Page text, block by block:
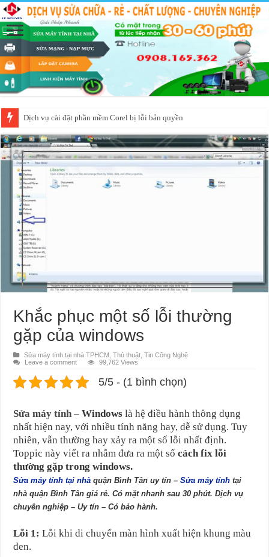
Dịch vụ cài đặt phần mềm Corel bị lỗi bản quyền
Khắc phục một số lỗi thường
gặp của windows
Sửa máy tính tại nhà TPHCM ,Thủ thuật ,Tin Công Nghệ
Leave a comment
99,762 Views
5/5 - (1 bình chọn)
Sửa máy tính – Windows là hệ điều hành thông dụng
nhất hiện nay, với nhiều tính năng hay, dễ sử dụng. Tuy
nhiên, vẫn thường hay xảy ra một số lỗi nhất định.
Toppic này viết ra nhằm đưa ra một sốcách fix lỗi
thường gặp trong windows.
Sửa máy tính tại nhà quận Bình Tân uy tín –Sửa máy tính tại
nhà quận Bình Tân giá rẻ. Có mặt nhanh sau 30 phút. Dịch vụ
chuyên nghiệp – Uy tín – Có bảo hành.
Lỗi 1: Lỗi khi di chuyển màn hình xuất hiện khung màu
đen.